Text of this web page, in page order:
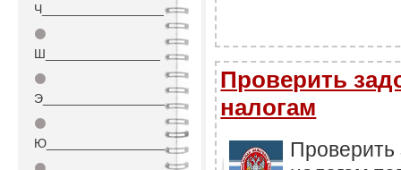
Ч_________________
⚫
Ш________________
⚫
Э_________________
⚫
Ю_________________
Проверить
налогам
Проверить